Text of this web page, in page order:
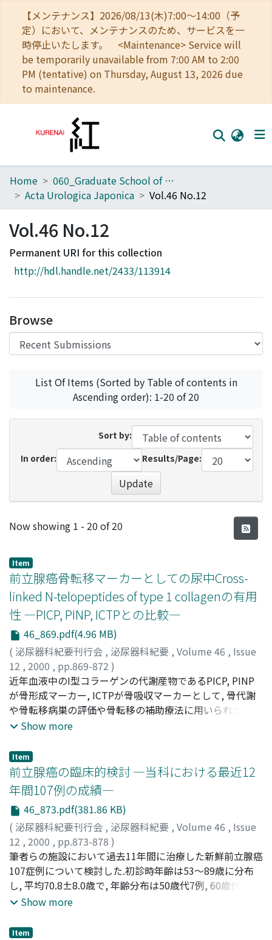
【メンテナンス】2026/08/13(木)7:00～14:00（予
定）において、メンテナンスのため、サービスを一
時停止いたします。 <Maintenance> Service will
be temporarily unavailable from 7:00 AM to 2:00
PM (tentative) on Thursday, August 13, 2026 due
to maintenance.
Home
Browse
Download Ranking
Access Statistics
Home
060_Graduate School of Medicine
Acta Urologica Japonica
Vol.46 No.12
Vol.46 No.12
Permanent URI for this collection
http://hdl.handle.net/2433/113914
Browse
List Of Items (Sorted by Table of contents in
Ascending order): 1-20 of 20
Sort by:
In order:
Results/Page:
Update
Recent Submissions
Now showing 1 - 20 of 20
Item
前立腺癌骨転移マーカーとしての尿中Cross-
linked N-telopeptides of type 1 collagenの有用
性 ―PICP, PINP, ICTPとの比較―
46_869.pdf(4.96 MB)
( 泌尿器科紀要刊行会 , 泌尿器科紀要 , Volume 46 , Issue
12 , 2000 , pp.869-872 )
小林, 裕;越智, 昌典;徳江, 章彦;KOBAYASHI, Yutaka;
OCHI, Masanori;TOKUE, Akihiko
近年血液中のI型コラーゲンの代謝産物であるPICP, PINP
が骨形成マーカー, ICTPが骨吸収マーカーとして, 骨代謝
や骨転移病巣の評価や骨転移の補助療法に用いられつつあ
る.最近, 尿中type I collagen cross-linked N-
カー同様に利用可能であればその有用性は高い.そこで前
立腺癌患者を治療前・再燃時で骨転移あり15例(1群), 内分
泌療法有効で骨転移ありの11症例(2群), 限局性前立腺癌で
骨転移なしの11症例(3群)に分け, 尿中NTxと血中PICP,
PINP, ICTPを同時測定して比較検討した.その結果, PICP・
PINP・ICTPの血中濃度および尿中NTxはいずれも1群と2
群, 1群と3群間で有意差を認めた.NTxとPICP, PINP, ICTP
それぞれとの相関係数は0.834, 0.610, 0.467であった.以上
の結果からNTxを骨転移有無の診断に利用することは困難
であるが, ホルモン療法の治療効果判定, 骨転移の補助診断
には採血を必要としない点で有用と考えられた
Show more
Item
前立腺癌の臨床的検討 ―当科における最近12
年間107例の成績―
46_873.pdf(381.86 KB)
( 泌尿器科紀要刊行会 , 泌尿器科紀要 , Volume 46 , Issue
12 , 2000 , pp.873-878 )
梅田, 佳樹;林, 宣男;小川, 和彦;黒松, 功;オマール, フラン
コ;蘇, 晶石;山川, 謙輔;有馬, 公伸;柳川, 眞;川村, 壽一;
UMEDA, Yoshiki;HAYASHI, Norio;OGAWA, Kazuhiko
KUROMATSU, Isao
Makoto
筆者らの施設において過去11年間に治療した新鮮前立腺癌
107症例について検討した.初診時年齢は53～89歳に分布
し, 平均70.8±8.0歳で, 年齢分布は50歳代7例, 60歳代40
例, 70歳代43例, 80歳代17例であった.初診時のstageは,
あり, 組織学的分化度は, 高分化型腺癌 26例, 中分化型腺癌
Show more
Item